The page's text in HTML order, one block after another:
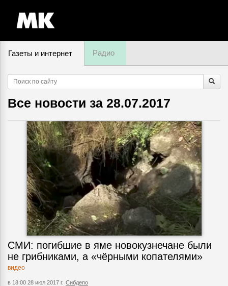
Газеты и интернет Радио
Все новости за 28.07.2017
СМИ: погибшие в яме новокузнечане были
не грибниками, а «чёрными копателями»
видео
в 18:00 28 июл 2017 г. Сибдепо